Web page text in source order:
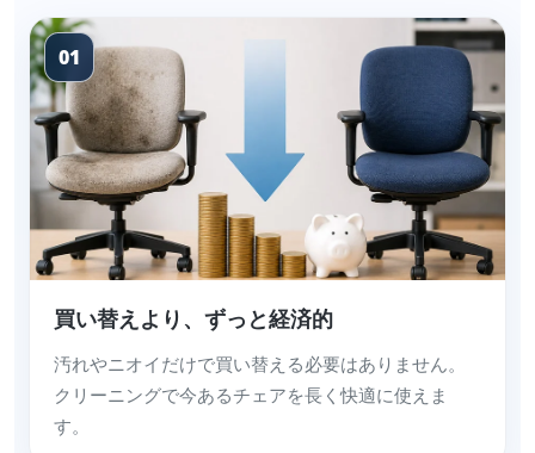
01
買い替えより、ずっと経済的
汚れやニオイだけで買い替える必要はありません。
クリーニングで今あるチェアを長く快適に使えま
す。